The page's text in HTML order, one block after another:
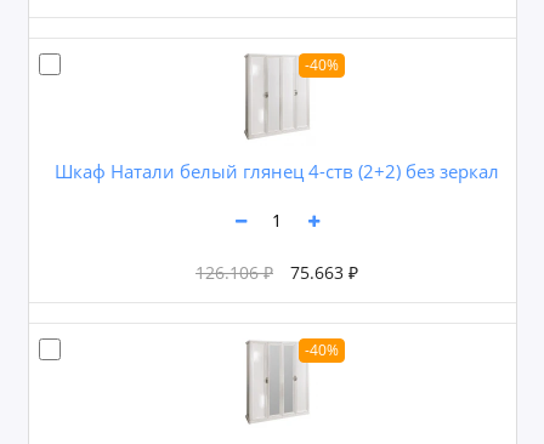
-40%
Шкаф Натали белый глянец 4-ств (2+2) без зеркал
126.106 ₽ 75.663 ₽
-40%